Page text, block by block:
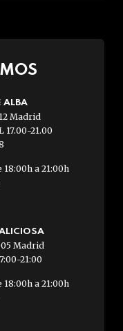
ALBA
Madrid
17.00-21.00
a 21:00h
Madrid
21:00
a 21:00h